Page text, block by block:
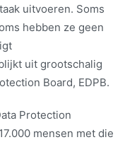
uitvoeren. Soms
hebben ze geen
uit grootschalig
Board, EDPB.
Protection
mensen met die